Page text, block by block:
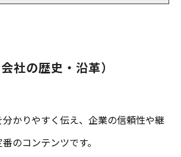
社の歴史・沿革）
かりやすく伝え、企業の信頼性や継
のコンテンツです。